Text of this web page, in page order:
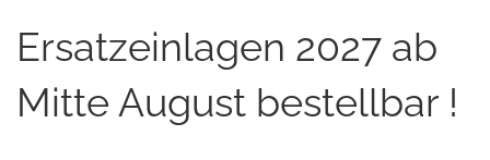
Ersatzeinlagen 2027 ab
Mitte August bestellbar !